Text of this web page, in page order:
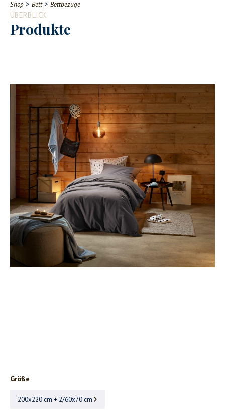
Contact
Shop > Bett> Bettbezüge
ÜBERBLICK
Produkte
Größe
200x220 cm + 2/60x70 cm